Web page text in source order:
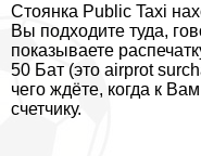
Стоянка Public Taxi
Вы подходите туда,
показываете
50 Бат (это airprot
чего ждёте, когда к
счетчику.